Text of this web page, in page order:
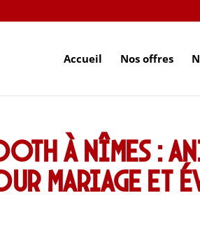
Accueil Nos offres
à Nîmes :
mariage et